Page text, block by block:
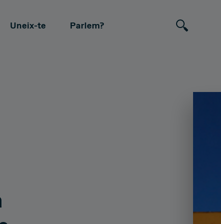
Model
Uneix-te Parlem?